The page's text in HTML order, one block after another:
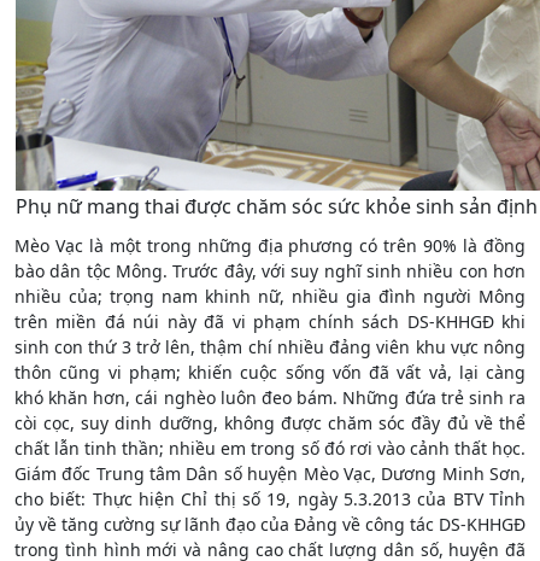
Phụ nữ mang thai được chăm sóc sức khỏe sinh sản định
Mèo Vạc là một trong những địa phương có trên 90% là đồng
bào dân tộc Mông. Trước đây, với suy nghĩ sinh nhiều con hơn
nhiều của; trọng nam khinh nữ, nhiều gia đình người Mông
trên miền đá núi này đã vi phạm chính sách DS-KHHGĐ khi
sinh con thứ 3 trở lên, thậm chí nhiều đảng viên khu vực nông
thôn cũng vi phạm; khiến cuộc sống vốn đã vất vả, lại càng
khó khăn hơn, cái nghèo luôn đeo bám. Những đứa trẻ sinh ra
còi cọc, suy dinh dưỡng, không được chăm sóc đầy đủ về thể
chất lẫn tinh thần; nhiều em trong số đó rơi vào cảnh thất học.
Giám đốc Trung tâm Dân số huyện Mèo Vạc, Dương Minh Sơn,
cho biết: Thực hiện Chỉ thị số 19, ngày 5.3.2013 của BTV Tỉnh
ủy về tăng cường sự lãnh đạo của Đảng về công tác DS-KHHGĐ
trong tình hình mới và nâng cao chất lượng dân số, huyện đã